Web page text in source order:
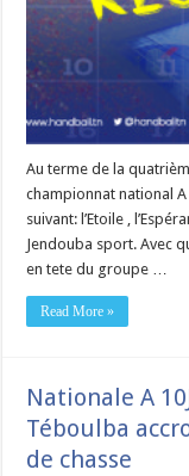
Au terme de la
championnat national
suivant: l’Etoile ,
Jendouba sport. Avec
en tete du groupe …
Read More »
Nationale A
Téboulba
de chasse